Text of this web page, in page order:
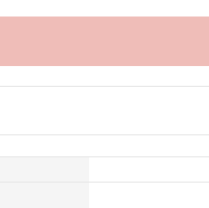
aproveite R$300 de